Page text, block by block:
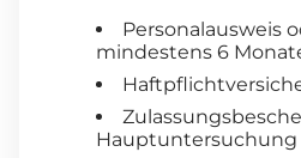
Personalausweis
mindestens 6
Hauptuntersuchung